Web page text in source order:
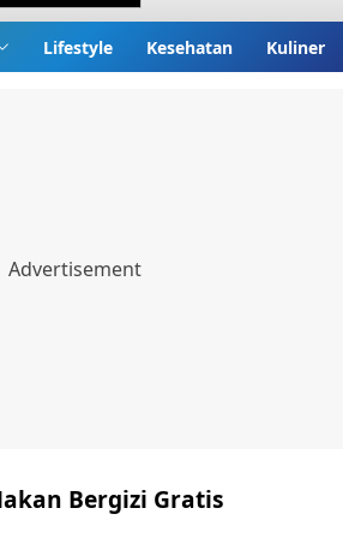
Lifestyle Kesehatan Kuliner
Bergizi Gratis